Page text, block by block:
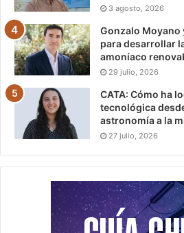
3 agosto, 2026
Gonzalo Moyano
para desarrollar
amoníaco
29 julio, 2026
CATA: Cómo ha
tecnológica
astronomía a la
27 julio, 2026